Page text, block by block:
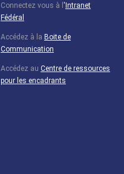
Connectez vous à l 'Intranet
Fédéral
Accédez à la Boite de
Communication
Accédez au Centre de ressources
pour les encadrants